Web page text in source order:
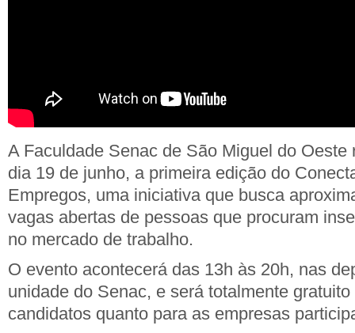
A Faculdade Senac de São Miguel do Oeste
dia 19 de junho, a primeira edição do
Empregos, uma iniciativa que busca
vagas abertas de pessoas que procuram
no mercado de trabalho.
O evento acontecerá das 13h às 20h, nas
unidade do Senac, e será totalmente
candidatos quanto para as empresas